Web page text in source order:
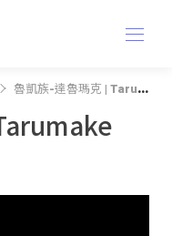
魯凱族-達魯瑪克 | Tarumake